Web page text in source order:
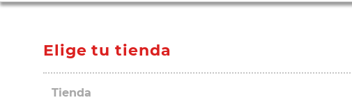
Elige tu tienda
Tienda